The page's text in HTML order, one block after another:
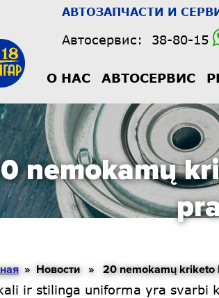
АВТОЗАПЧАСТИ И
Автосервис: 38-80-15
О НАС АВТОСЕРВИС
nemokamų
» Новости » 20 nemokamų kriketo
ir stilinga uniforma yra svarbi